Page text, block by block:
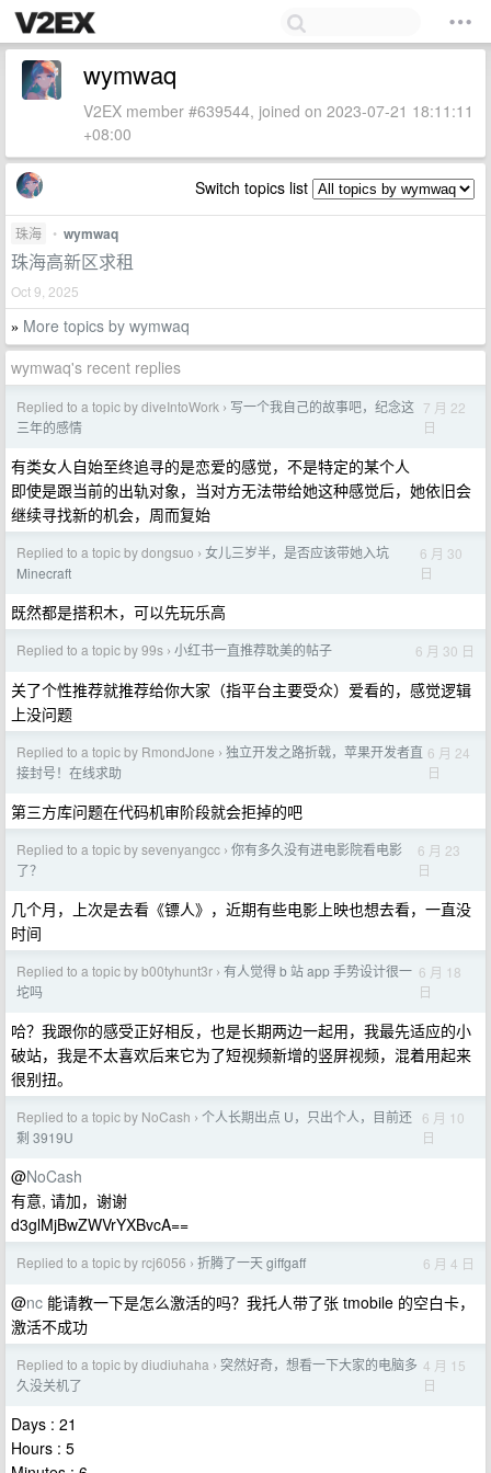
wymwaq
V2EX member #639544, joined on 2023-07-21 18:11:11
+08:00
Switch topics list
珠海 • wymwaq
珠海高新区求租
Oct 9, 2025
» More topics by wymwaq
wymwaq's recent replies
Replied to a topic by diveIntoWork › ​写一个我自己的故事吧，纪念这
三年的感情
7 月 22
日
有类女人自始至终追寻的是恋爱的感觉，不是特定的某个人
即使是跟当前的出轨对象，当对方无法带给她这种感觉后，她依旧会
继续寻找新的机会，周而复始
Replied to a topic by dongsuo › 女儿三岁半，是否应该带她入坑
Minecraft
6 月 30
日
既然都是搭积木，可以先玩乐高
Replied to a topic by 99s › 小红书一直推荐耽美的帖子 6 月 30 日
关了个性推荐就推荐给你大家（指平台主要受众）爱看的，感觉逻辑
上没问题
Replied to a topic by RmondJone › 独立开发之路折戟，苹果开发者直
接封号！在线求助
6 月 24
日
第三方库问题在代码机审阶段就会拒掉的吧
Replied to a topic by sevenyangcc › 你有多久没有进电影院看电影
了？
6 月 23
日
几个月，上次是去看《镖人》，近期有些电影上映也想去看，一直没
时间
Replied to a topic by b00tyhunt3r › 有人觉得 b 站 app 手势设计很一
坨吗
6 月 18
日
哈？我跟你的感受正好相反，也是长期两边一起用，我最先适应的小
破站，我是不太喜欢后来它为了短视频新增的竖屏视频，混着用起来
很别扭。
Replied to a topic by NoCash › 个人长期出点 U，只出个人，目前还
剩 3919U
6 月 10
日
@NoCash
有意, 请加，谢谢
d3glMjBwZWVrYXBvcA==
Replied to a topic by rcj6056 › 折腾了一天 giffgaff 6 月 4 日
@nc 能请教一下是怎么激活的吗？我托人带了张 tmobile 的空白卡，
激活不成功
Replied to a topic by diudiuhaha › 突然好奇，想看一下大家的电脑多
久没关机了
4 月 15
日
Days : 21
Hours : 5